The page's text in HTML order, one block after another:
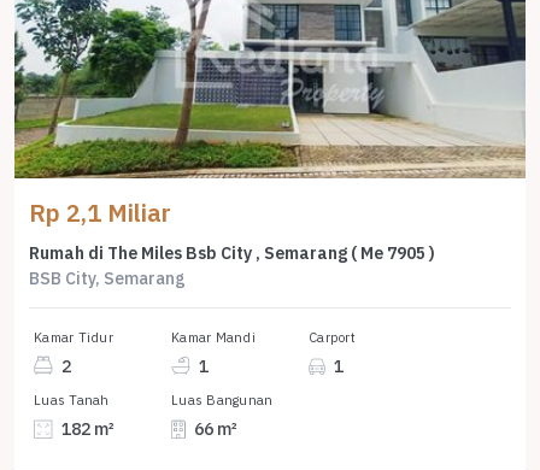
Rp 2,1 Miliar
Rumah di The Miles Bsb City , Semarang ( Me 7905 )
BSB City, Semarang
Kamar Tidur
2
Kamar Mandi
1
Carport
1
Luas Tanah
182 m²
Luas Bangunan
66 m²